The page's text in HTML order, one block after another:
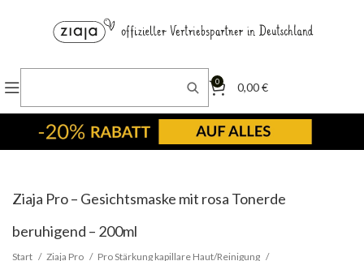
0 0,00€
Ziaja Pro – Gesichtsmaske mit rosa Tonerde
beruhigend – 200ml
Start Ziaja Pro Pro Stärkung kapillare Haut/Reinigung